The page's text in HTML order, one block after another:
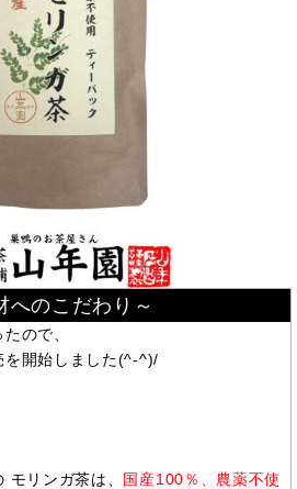
へのこだわり～
ので、
を開始しました(^-^)/
リンガ茶は、 国産100％、農薬不使